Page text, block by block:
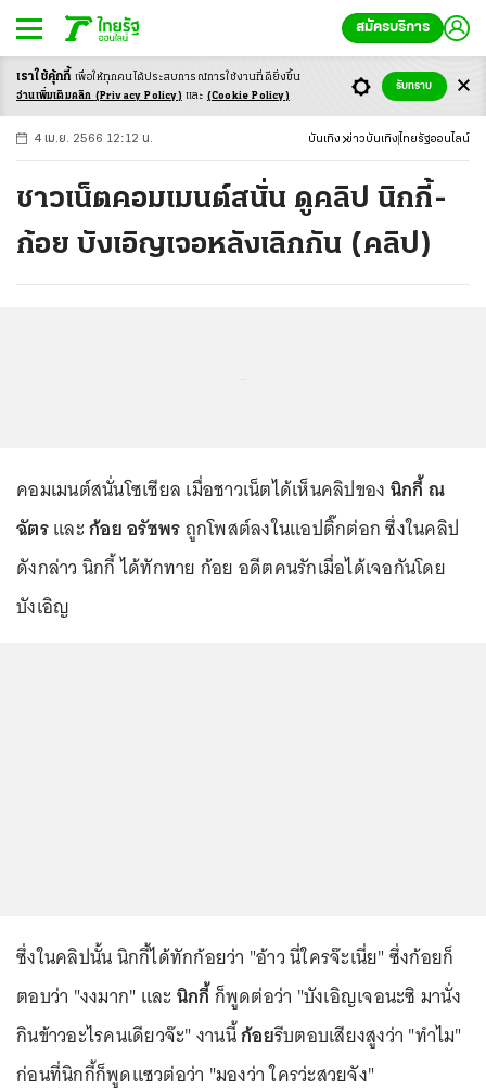
สมัครบริการ
-ก ก ก+
4 เม.ย. 2566 12:12 น. บันเทิง ข่าวบันเทิง ไทยรัฐออนไลน์
ชาวเน็ตคอมเมนต์สนั่น ดูคลิป นิกกี้-
ก้อย บังเอิญเจอหลังเลิกกัน (คลิป)
คอมเมนต์สนั่นโซเชียล เมื่อชาวเน็ตได้เห็นคลิปของ นิกกี้ ณ
ฉัตรและก้อย อรัชพรถูกโพสต์ลงในแอปติ๊กต่อก ซึ่งในคลิป
ดังกล่าว นิกกี้ ได้ทักทาย ก้อย อดีตคนรักเมื่อได้เจอกันโดย
บังเอิญ
ซึ่งในคลิปนั้น นิกกี้ได้ทักก้อยว่า "อ้าว นี่ใครจ๊ะเนี่ย" ซึ่งก้อยก็
ตอบว่า "งงมาก" และนิกกี้ก็พูดต่อว่า "บังเอิญเจอนะซิ มานั่ง
กินข้าวอะไรคนเดียวจ๊ะ" งานนี้ก้อยรีบตอบเสียงสูงว่า "ทำไม"
ก่อนที่นิกกี้ก็พูดแซวต่อว่า "มองว่า ใครว่ะสวยจัง"
เราใช้คุ้กกี้ เพื่อให้ทุกคนได้ประสบการณ์การใช้งานที่ดียิ่งขึ้น
อ่านเพิ่มเติมคลิก (Privacy Policy) และ (Cookie Policy)
รับทราบ